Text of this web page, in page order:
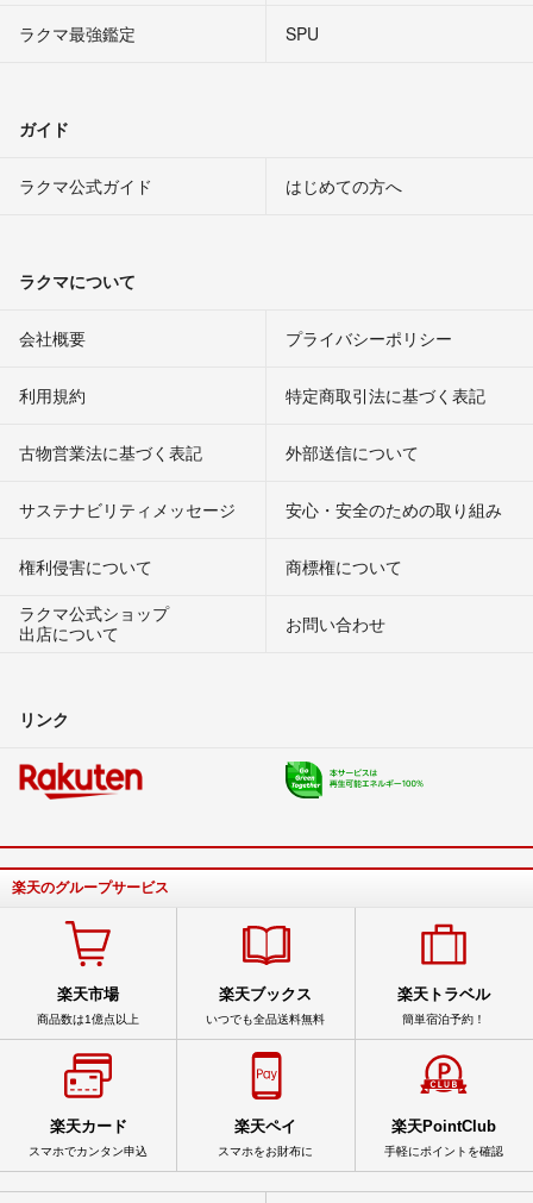
ラクマ最強鑑定
SPU
ガイド
ラクマ公式ガイド はじめての方へ
ラクマについて
会社概要 プライバシーポリシー
利用規約 特定商取引法に基づく表記
古物営業法に基づく表記 外部送信について
サステナビリティメッセージ 安心・安全のための取り組み
権利侵害について
商標権について
ラクマ公式ショップ
出店について
お問い合わせ
リンク
楽天のグループサービス
楽天市場
商品数は1億点以上
楽天ブックス
いつでも全品送料無料
楽天トラベル
簡単宿泊予約！
楽天カード
スマホでカンタン申込
楽天ペイ
スマホをお財布に
楽天PointClub
手軽にポイントを確認